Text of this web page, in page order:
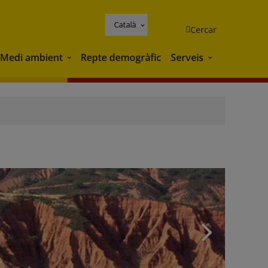
Català Cercar
Medi ambient Medi ambient
Repte demogràfic Serveis Serveis